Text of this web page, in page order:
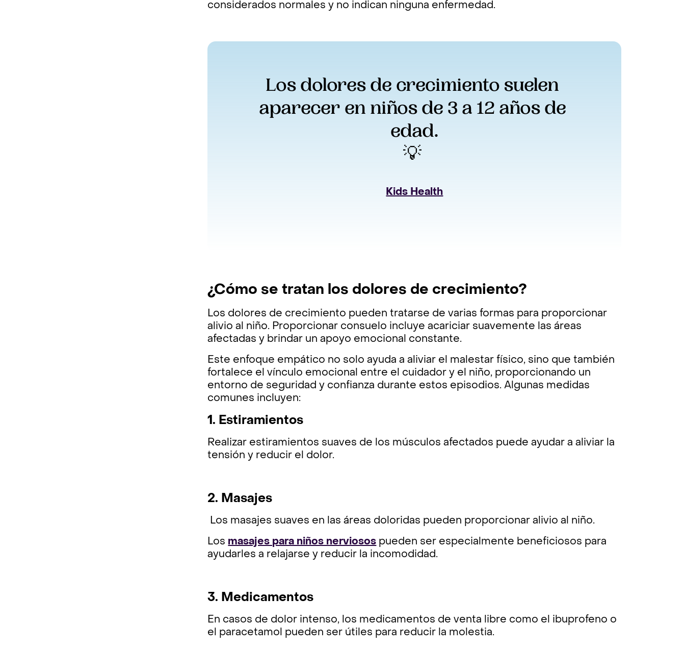
considerados normales y no indican ninguna enfermedad.
Los dolores de crecimiento suelen
aparecer en niños de 3 a 12 años de
edad.
💡
Kids Health
¿Cómo se tratan los dolores de crecimiento?
Los dolores de crecimiento pueden tratarse de varias formas para proporcionar
alivio al niño. Proporcionar consuelo incluye acariciar suavemente las áreas
afectadas y brindar un apoyo emocional constante.
Este enfoque empático no solo ayuda a aliviar el malestar físico, sino que también
fortalece el vínculo emocional entre el cuidador y el niño, proporcionando un
entorno de seguridad y confianza durante estos episodios. Algunas medidas
comunes incluyen:
1. Estiramientos
Realizar estiramientos suaves de los músculos afectados puede ayudar a aliviar la
tensión y reducir el dolor.
2. Masajes
Los masajes suaves en las áreas doloridas pueden proporcionar alivio al niño.
Los masajes para niños nerviosos pueden ser especialmente beneficiosos para
ayudarles a relajarse y reducir la incomodidad.
3. Medicamentos
En casos de dolor intenso, los medicamentos de venta libre como el ibuprofeno o
el paracetamol pueden ser útiles para reducir la molestia.